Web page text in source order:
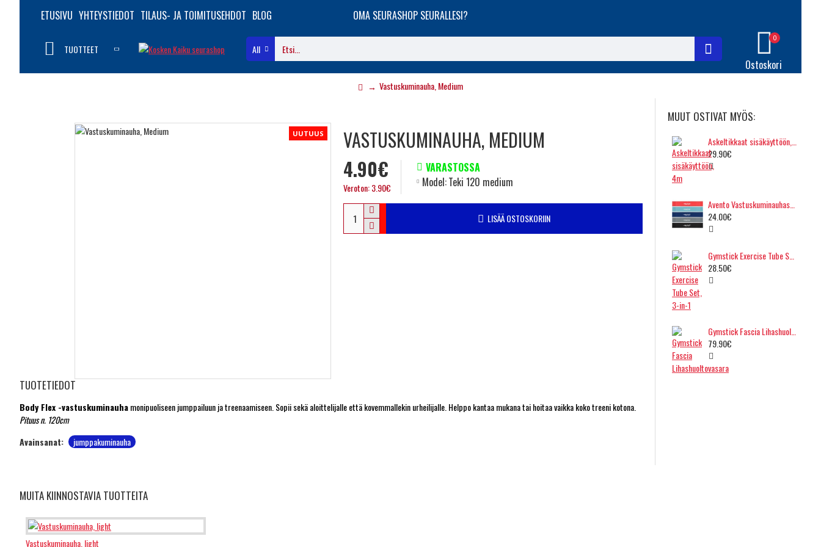
ETUSIVU YHTEYSTIEDOT TILAUS- JA TOIMITUSEHDOT BLOG OMA SEURASHOP SEURALLESI?
TUOTTEET All
Ostoskori
0
Vastuskuminauha, Medium
UUTUUS
VASTUSKUMINAUHA, MEDIUM
4.90€
Veroton: 3.90€
VARASTOSSA
Model:Teki 120 medium
LISÄÄ OSTOSKORIIN
TUOTETIEDOT
Body Flex -vastuskuminauhamonipuoliseen jumppailuun ja treenaamiseen. Sopii sekä aloittelijalle että kovemmallekin urheilijalle. Helppo kantaa mukana tai hoitaa vaikka koko treeni kotona.
Pituus n. 120cm
Avainsanat:
jumppakuminauha
MUUT OSTIVAT MYÖS:
29.90€
24.00€
28.50€
79.90€
MUITA KIINNOSTAVIA TUOTTEITA
Vastuskuminauha, light